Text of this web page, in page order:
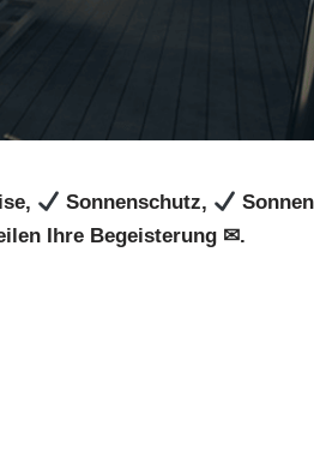
Sonnenschutz,
Ihre Begeisterung ✉.